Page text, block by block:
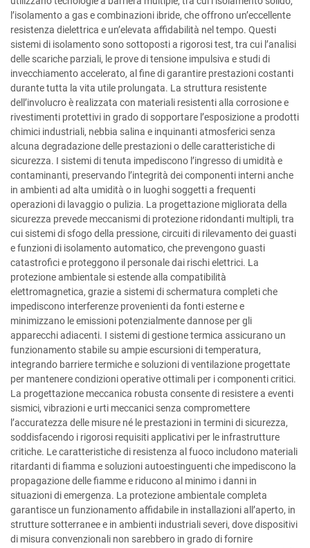
l’isolamento a gas e combinazioni ibride, che offrono un’eccellente
resistenza dielettrica e un’elevata affidabilità nel tempo. Questi
sistemi di isolamento sono sottoposti a rigorosi test, tra cui l’analisi
delle scariche parziali, le prove di tensione impulsiva e studi di
invecchiamento accelerato, al fine di garantire prestazioni costanti
durante tutta la vita utile prolungata. La struttura resistente
dell’involucro è realizzata con materiali resistenti alla corrosione e
rivestimenti protettivi in grado di sopportare l’esposizione a prodotti
chimici industriali, nebbia salina e inquinanti atmosferici senza
alcuna degradazione delle prestazioni o delle caratteristiche di
sicurezza. I sistemi di tenuta impediscono l’ingresso di umidità e
contaminanti, preservando l’integrità dei componenti interni anche
in ambienti ad alta umidità o in luoghi soggetti a frequenti
operazioni di lavaggio o pulizia. La progettazione migliorata della
sicurezza prevede meccanismi di protezione ridondanti multipli, tra
cui sistemi di sfogo della pressione, circuiti di rilevamento dei guasti
e funzioni di isolamento automatico, che prevengono guasti
catastrofici e proteggono il personale dai rischi elettrici. La
protezione ambientale si estende alla compatibilità
elettromagnetica, grazie a sistemi di schermatura completi che
impediscono interferenze provenienti da fonti esterne e
minimizzano le emissioni potenzialmente dannose per gli
apparecchi adiacenti. I sistemi di gestione termica assicurano un
funzionamento stabile su ampie escursioni di temperatura,
integrando barriere termiche e soluzioni di ventilazione progettate
per mantenere condizioni operative ottimali per i componenti critici.
La progettazione meccanica robusta consente di resistere a eventi
sismici, vibrazioni e urti meccanici senza compromettere
l’accuratezza delle misure né le prestazioni in termini di sicurezza,
soddisfacendo i rigorosi requisiti applicativi per le infrastrutture
critiche. Le caratteristiche di resistenza al fuoco includono materiali
ritardanti di fiamma e soluzioni autoestinguenti che impediscono la
propagazione delle fiamme e riducono al minimo i danni in
situazioni di emergenza. La protezione ambientale completa
garantisce un funzionamento affidabile in installazioni all’aperto, in
strutture sotterranee e in ambienti industriali severi, dove dispositivi
di misura convenzionali non sarebbero in grado di fornire